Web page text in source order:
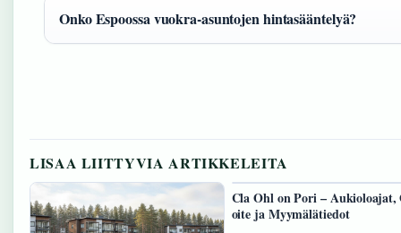
Onko Espoossa vuokra-asuntojen hintasääntelyä?
LISAA LIITTYVIA ARTIKKELEITA
Cla Ohl on Pori – Aukioloajat,
oite ja Myymälätiedot